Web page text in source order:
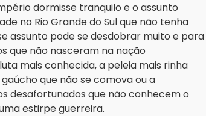
dormisse tranquilo e o assunto
no Rio Grande do Sul que não tenha
assunto pode se desdobrar muito e para
que não nasceram na nação
mais conhecida, a peleia mais rinha
que não se comova ou a
desafortunados que não conhecem o
estirpe guerreira.